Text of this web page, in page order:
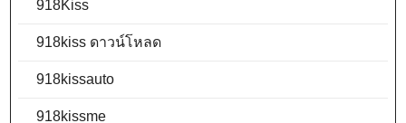
918Kiss
918kiss ดาวน์โหลด
918kissauto
918kissme